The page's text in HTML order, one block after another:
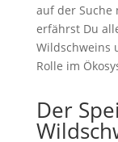
auf der Suche
erfährst Du
Wildschweins
Rolle im
Der